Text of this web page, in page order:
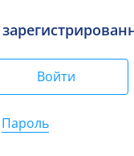
Войти
Пароль